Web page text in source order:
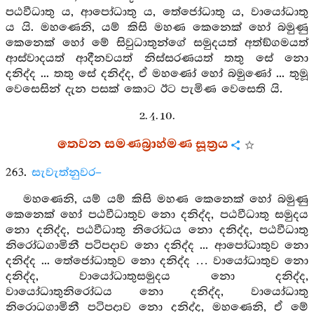
පඨවීධාතු ය, ආපෝධාතු ය, තේජෝධාතු ය, වායෝධාතු
ය යි. මහණෙනි, යම් කිසි මහණ කෙනෙක් හෝ බමුණු
කෙනෙක් හෝ මේ සිවුධාතුන්ගේ සමුදයත් අත්ඞ්ගමයත්
ආස්වාදයත් ආදීනවයත් නිස්සරණයත් තතු සේ නො
දනිද්ද ... තතු සේ දනිද්ද, ඒ මහණෝ හෝ බමුණෝ ... තුමූ
වෙසෙසින් දැන පසක් කොට ඊට පැමිණ වෙසෙති යි.
2. 4. 10.
තෙවන සමණබ්‍රාහ්මණ සූත්‍රය
263. සැවැත්නුවර–
මහණෙනි, යම් යම් කිසි මහණ කෙනෙක් හෝ බමුණු
කෙනෙක් හෝ පඨවීධාතුව නො දනිද්ද, පඨවීධාතු සමුදය
නො දනිද්ද, පඨවීධාතු නිරෝධය නො දනිද්ද, පඨවීධාතු
නිරෝධගාමිනී පටිපදාව නො දනිද්ද ... ආපෝධාතුව නො
දනිද්ද ... තේජෝධාතුව නො දනිද්ද … වායෝධාතුව නො
දනිද්ද, වායෝධාතුසමුදය නො දනිද්ද,
වායෝධාතුනිරෝධය නො දනිද්ද, වායෝධාතු
නිරොධගාමිනී පටිපදාව නො දනිද්ද, මහණෙනි, ඒ මේ